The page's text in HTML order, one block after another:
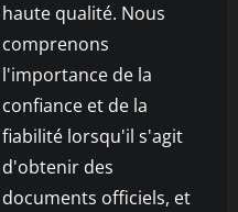
haute qualité. Nous
comprenons
l'importance de la
confiance et de la
fiabilité lorsqu'il s'agit
d'obtenir des
documents officiels, et